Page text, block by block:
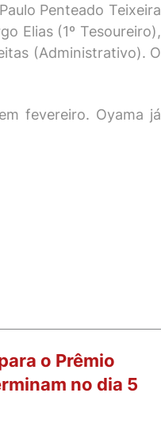
Penteado Teixeira
Elias (1º Tesoureiro),
(Administrativo). O
fevereiro. Oyama já
o Prêmio
no dia 5